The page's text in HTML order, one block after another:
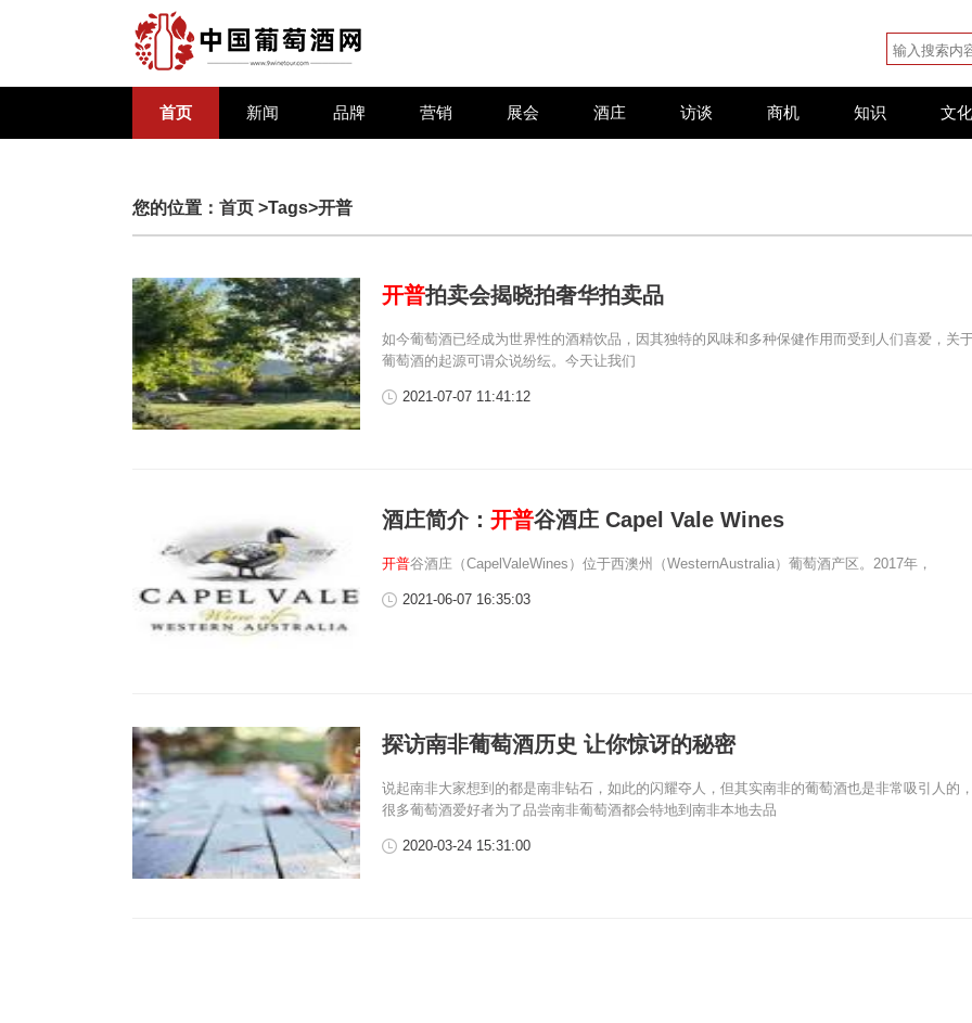
首页 新闻 品牌 营销 展会 酒庄 访谈 商机 知识 文化
您的位置： 首页 >Tags>开普
开普拍卖会揭晓拍奢华拍卖品
如今葡萄酒已经成为世界性的酒精饮品，因其独特的风味和多种保健作用而受到人们喜爱，关
葡萄酒的起源可谓众说纷纭。今天让我们
2021-07-07 11:41:12
酒庄简介： 开普谷酒庄 Capel Vale Wines
开普谷酒庄（CapelValeWines）位于西澳州（WesternAustralia）葡萄酒产区。2017年，
2021-06-07 16:35:03
探访南非葡萄酒历史 让你惊讶的秘密
说起南非大家想到的都是南非钻石，如此的闪耀夺人，但其实南非的葡萄酒也是非常吸引人的
很多葡萄酒爱好者为了品尝南非葡萄酒都会特地到南非本地去品
2020-03-24 15:31:00